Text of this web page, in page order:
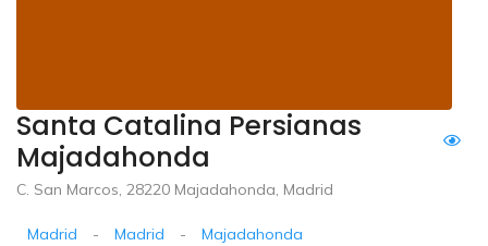
Santa Catalina Persianas
Majadahonda
C. San Marcos, 28220 Majadahonda, Madrid
Madrid - Madrid - Majadahonda